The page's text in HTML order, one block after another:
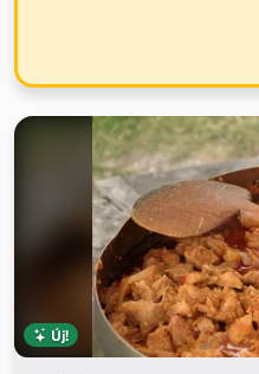
Új!